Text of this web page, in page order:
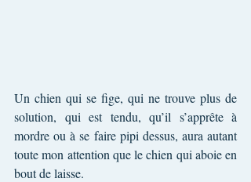
Un chien qui se fige, qui ne trouve plus de
solution, qui est tendu, qu’il s’apprête à
mordre ou à se faire pipi dessus, aura autant
toute mon attention que le chien qui aboie en
bout de laisse.